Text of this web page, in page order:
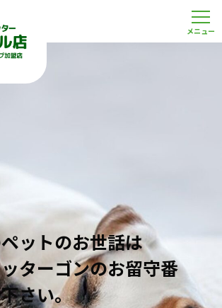
ットのお世話は
ターゴンのお留守番
さい。